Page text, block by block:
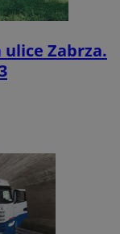
Zabrza.